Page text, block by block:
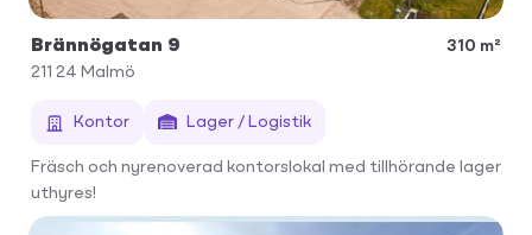
Brännögatan 9
310 m²
211 24 Malmö
Kontor Lager / Logistik
Fräsch och nyrenoverad kontorslokal med tillhörande lager
uthyres!